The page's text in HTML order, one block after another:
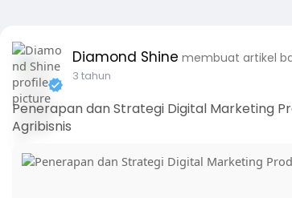
Diamond Shine membuat artikel
3 tahun
Penerapan dan Strategi Digital Marketing
Agribisnis